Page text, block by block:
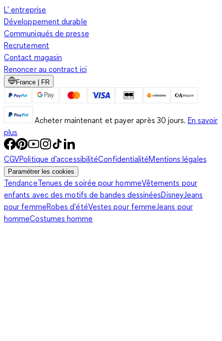
L' entreprise
Développement durable
Communiqués de presse
Recrutement
Contact magasin
Renoncer au contract ici
France | FR
Acheter maintenant et payer après 30 jours. En savoir
plus
CGVPolitique d’accessibilitéConfidentialitéMentions légales
Paramétrer les cookies
TendanceTenues de soirée pour hommeVêtements pour
enfants avec des motifs de bandes dessinéesDisneyJeans
pour femmeRobes d'étéVestes pour femmeJeans pour
hommeCostumes homme